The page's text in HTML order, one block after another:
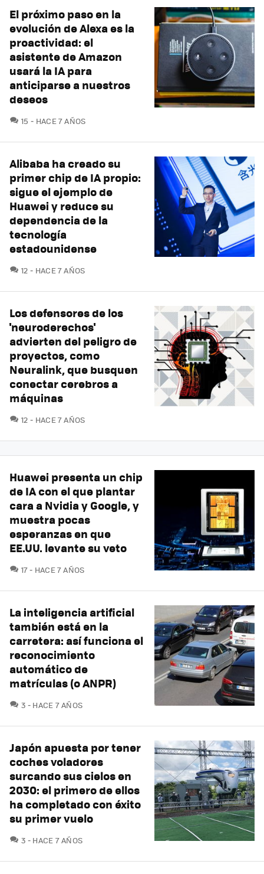
El próximo paso en la
evolución de Alexa es la
proactividad: el
asistente de Amazon
usará la IA para
anticiparse a nuestros
deseos
15 COMENTARIOS
HACE 7 AÑOS
Alibaba ha creado su
primer chip de IA propio:
sigue el ejemplo de
Huawei y reduce su
dependencia de la
tecnología
estadounidense
12 COMENTARIOS
HACE 7 AÑOS
Los defensores de los
'neuroderechos'
advierten del peligro de
proyectos, como
Neuralink, que busquen
conectar cerebros a
máquinas
12 COMENTARIOS
HACE 7 AÑOS
Huawei presenta un chip
de IA con el que plantar
cara a Nvidia y Google, y
muestra pocas
esperanzas en que
EE.UU. levante su veto
17COMENTARIOS
HACE 7 AÑOS
La inteligencia artificial
también está en la
carretera: así funciona el
reconocimiento
automático de
matrículas (o ANPR)
3 COMENTARIOS
HACE 7 AÑOS
Japón apuesta por tener
coches voladores
surcando sus cielos en
2030: el primero de ellos
ha completado con éxito
su primer vuelo
3 COMENTARIOS
HACE 7 AÑOS